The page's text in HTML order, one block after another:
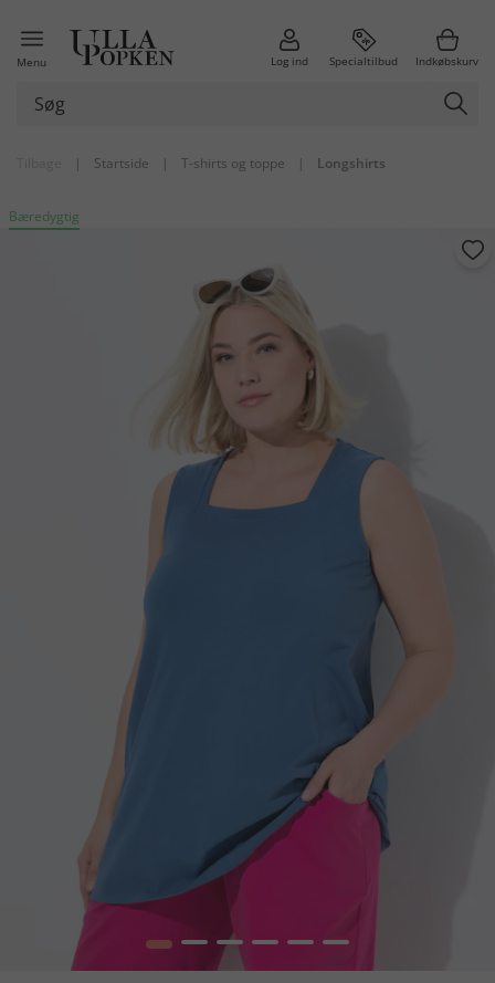
Menu Log ind Specialtilbud Indkøbskurv
| Startside | T-shirts og toppe | Longshirts
Bæredygtig
1 2 3 4 5 6